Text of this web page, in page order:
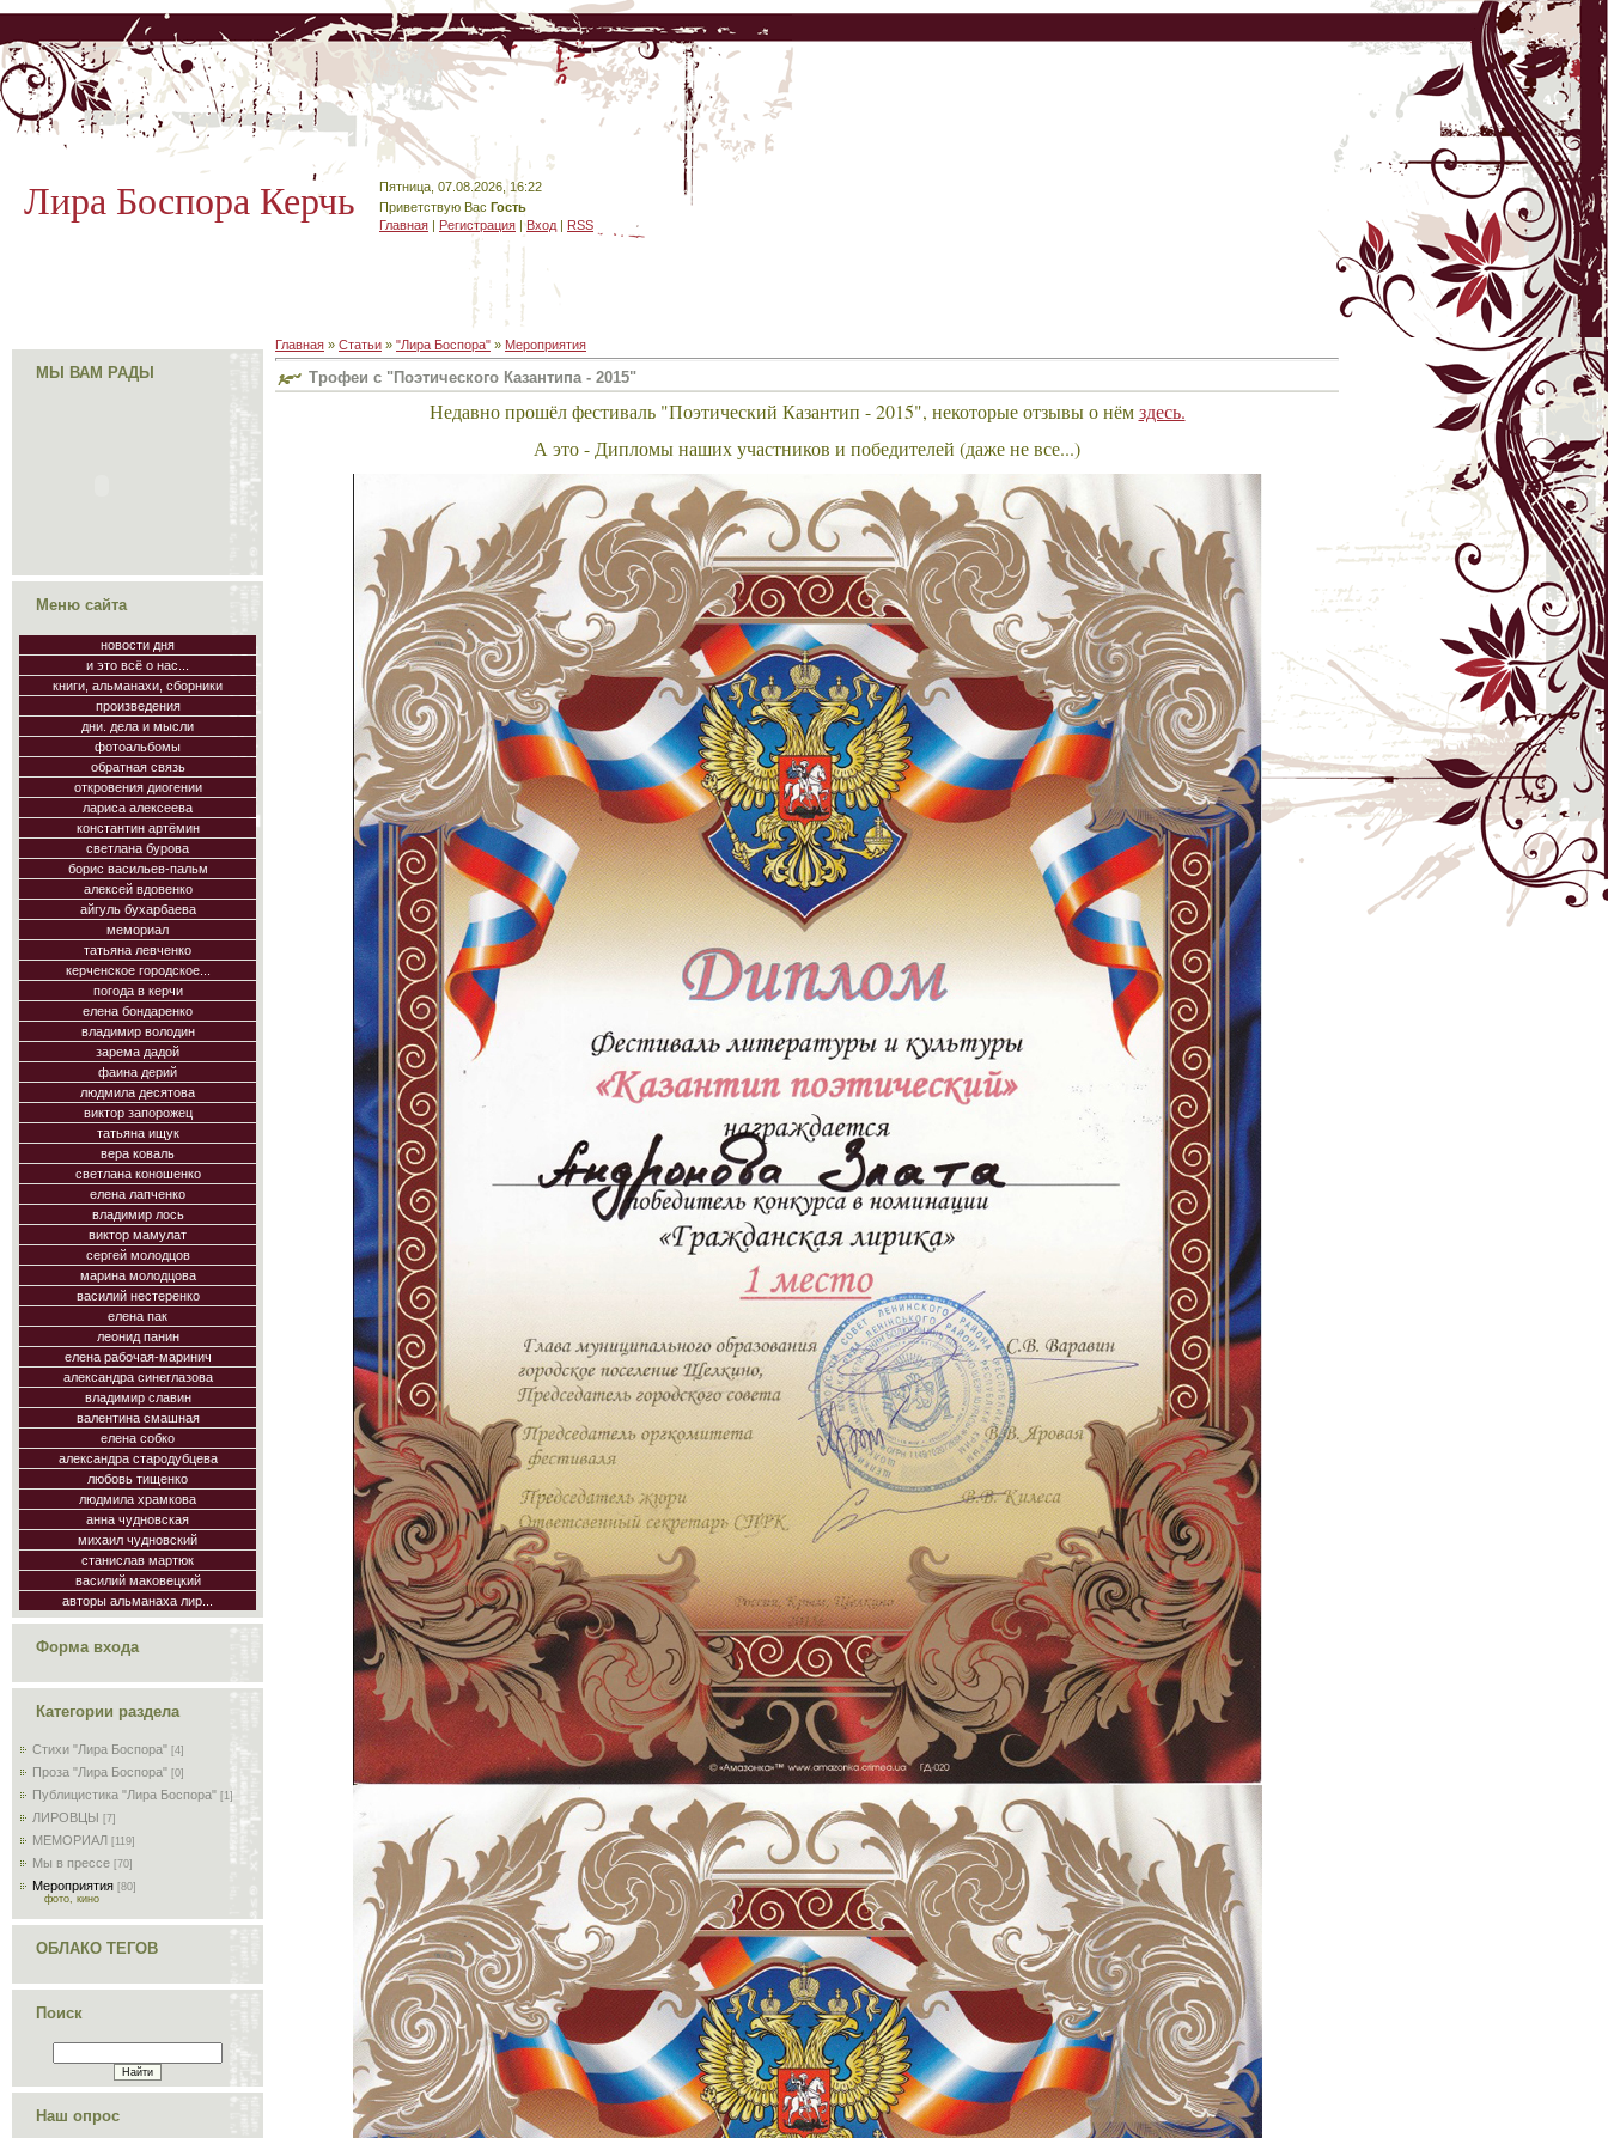
Лира Боспора Керчь
Пятница, 07.08.2026, 16:22
Приветствую Вас Гость
Главная | Регистрация |Вход | RSS
МЫ ВАМ РАДЫ
Меню сайта
новости дня
и это всё о нас...
книги, альманахи, сборники
произведения
дни. дела и мысли
фотоальбомы
обратная связь
откровения диогении
лариса алексеева
константин артёмин
светлана бурова
борис васильев-пальм
алексей вдовенко
айгуль бухарбаева
мемориал
татьяна левченко
керченское городское...
погода в керчи
елена бондаренко
владимир володин
зарема дадой
фаина дерий
людмила десятова
виктор запорожец
татьяна ищук
вера коваль
светлана коношенко
елена лапченко
владимир лось
виктор мамулат
сергей молодцов
марина молодцова
василий нестеренко
елена пак
леонид панин
елена рабочая-маринич
александра синеглазова
владимир славин
валентина смашная
елена собко
александра стародубцева
любовь тищенко
людмила храмкова
анна чудновская
михаил чудновский
станислав мартюк
василий маковецкий
авторы альманаха лир...
Форма входа
Категории раздела
Стихи "Лира Боспора" [4]
Проза "Лира Боспора" [0]
Публицистика "Лира Боспора" [1]
ЛИРОВЦЫ [7]
МЕМОРИАЛ [119]
Мы в прессе [70]
Мероприятия [80]
фото, кино
ОБЛАКО ТЕГОВ
Поиск
Наш опрос
Главная » Статьи » "Лира Боспора" » Мероприятия
Трофеи с "Поэтического Казантипа - 2015"
Недавно прошёл фестиваль "Поэтический Казантип - 2015", некоторые отзывы о нёмздесь.
А это - Дипломы наших участников и победителей (даже не все...)